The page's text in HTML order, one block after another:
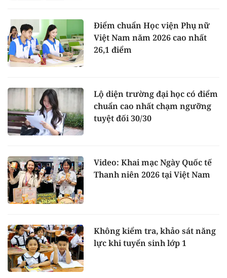
Điểm chuẩn Học viện Phụ nữ
Việt Nam năm 2026 cao nhất
26,1 điểm
Lộ diện trường đại học có điểm
chuẩn cao nhất chạm ngưỡng
tuyệt đối 30/30
Video: Khai mạc Ngày Quốc tế
Thanh niên 2026 tại Việt Nam
Không kiểm tra, khảo sát năng
lực khi tuyển sinh lớp 1